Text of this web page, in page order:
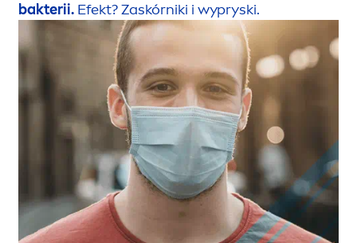
bakterii. Efekt? Zaskórniki i wypryski.